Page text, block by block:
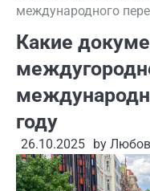
международного
Какие
году
26.10.2025 by